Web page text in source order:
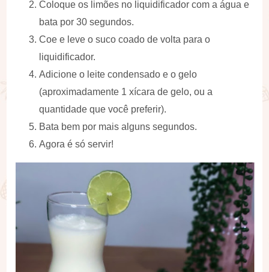
Coloque os limões no liquidificador com a água e
bata por 30 segundos.
Coe e leve o suco coado de volta para o
liquidificador.
Adicione o leite condensado e o gelo
(aproximadamente 1 xícara de gelo, ou a
quantidade que você preferir).
Bata bem por mais alguns segundos.
Agora é só servir!